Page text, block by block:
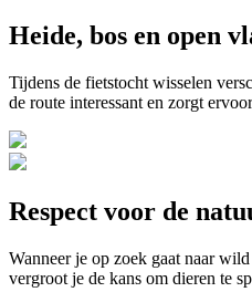
Heide, bos en open
Tijdens de fietstocht wisselen
de route interessant en zorgt
Respect voor de
Wanneer je op zoek gaat naar
vergroot je de kans om dieren te